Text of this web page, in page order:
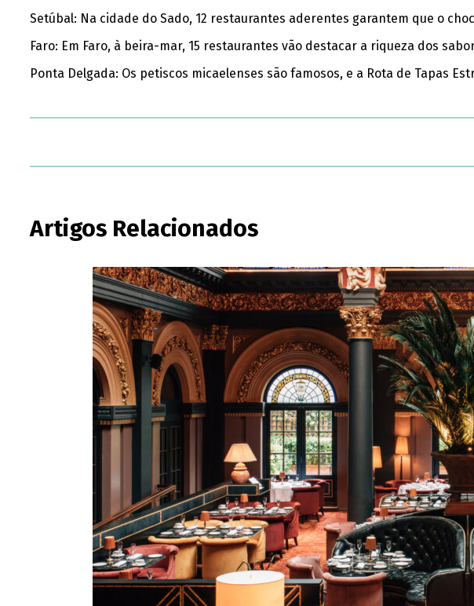
Setúbal: Na cidade do Sado, 12 restaurantes aderentes garantem que o
Faro: Em Faro, à beira-mar, 15 restaurantes vão destacar a riqueza dos
Ponta Delgada: Os petiscos micaelenses são famosos, e a Rota de Tapas
Artigos Relacionados